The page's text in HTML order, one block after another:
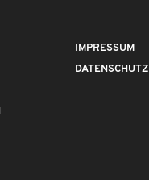
IMPRESSUM
DATENSCHUTZ